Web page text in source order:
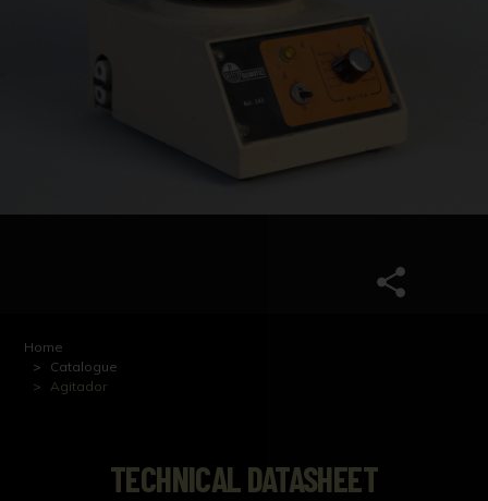
Home
Catalogue
Agitador
TECHNICAL DATASHEET